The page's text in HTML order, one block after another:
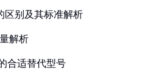
区别及其标准解析
解析
合适替代型号